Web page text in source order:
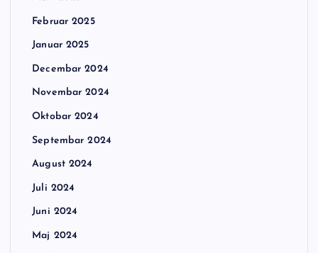
Februar 2025
Januar 2025
Decembar 2024
Novembar 2024
Oktobar 2024
Septembar 2024
August 2024
Juli 2024
Juni 2024
Maj 2024